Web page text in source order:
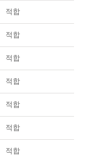
적합
적합
적합
적합
적합
적합
적합